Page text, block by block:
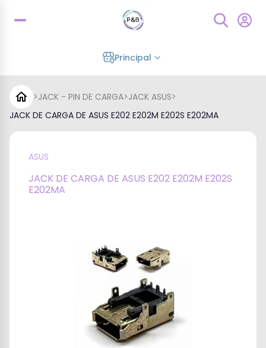
Principal
>JACK - PIN DE CARGA>JACK ASUS>
JACK DE CARGA DE ASUS E202 E202M E202S E202MA
ASUS
JACK DE CARGA DE ASUS E202 E202M E202S
E202MA